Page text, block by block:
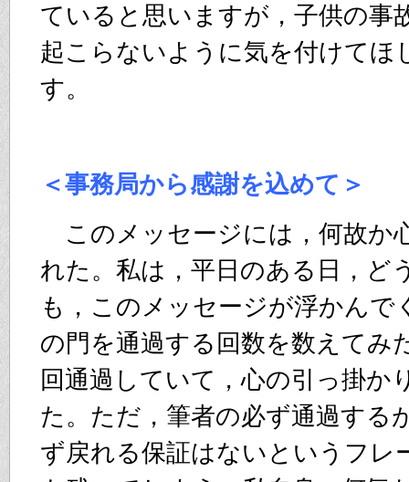
ていると思いますが，子供の事
起こらないように気を付けてほ
す。
＜事務局から感謝を込めて＞
このメッセージには，何故か
れた。私は，平日のある日，ど
も，このメッセージが浮かんで
の門を通過する回数を数えてみ
回通過していて，心の引っ掛か
た。ただ，筆者の必ず通過する
ず戻れる保証はないというフレ